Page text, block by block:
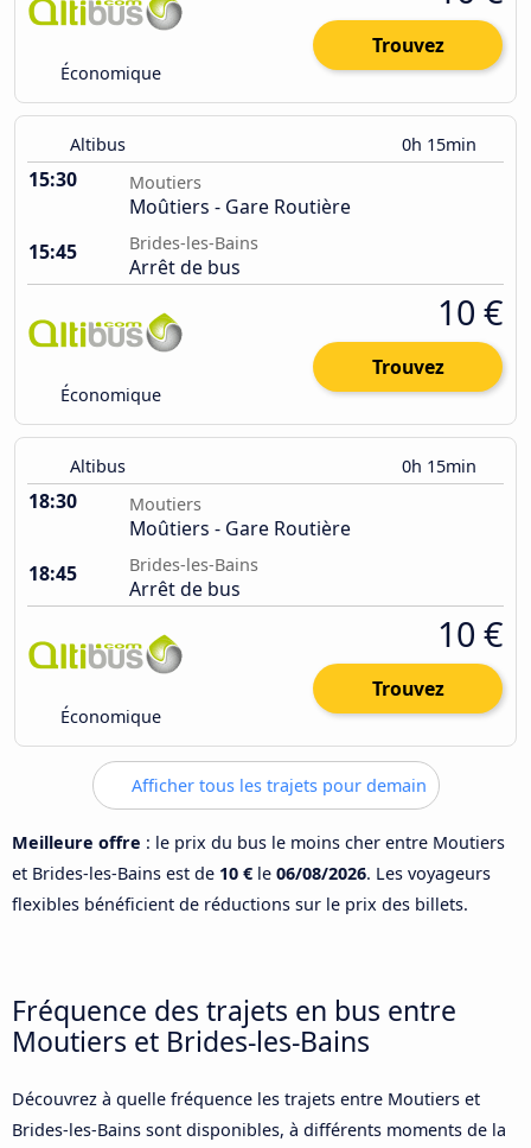
Économique
Trouvez
Altibus 0h 15min
15:30 Moutiers
Moûtiers - Gare Routière
15:45
Brides-les-Bains
Arrêt de bus
Économique
10 €
Trouvez
Altibus 0h 15min
18:30 Moutiers
Moûtiers - Gare Routière
18:45
Brides-les-Bains
Arrêt de bus
Économique
10 €
Trouvez
Afficher tous les trajets pour demain
Meilleure offre : le prix du bus le moins cher entre Moutiers
et Brides-les-Bains est de 10 € le 06/08/2026. Les voyageurs
flexibles bénéficient de réductions sur le prix des billets.
Fréquence des trajets en bus entre
Moutiers et Brides-les-Bains
Découvrez à quelle fréquence les trajets entre Moutiers et
Brides-les-Bains sont disponibles, à différents moments de la